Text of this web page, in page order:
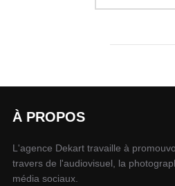
À PROPOS
L'agence Dekart travaille à
travers de l'audiovisuel, la
média sociaux.